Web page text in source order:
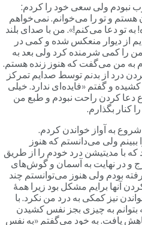
نبودم ولی سعی خود را کردم:
و تو را می‌خوانم. نمی‌خواهم
تو دعا می‌کنم!». من با صدای بلند
از دیوار منعکس شده و کمی در
من را کمی شرمنده کرد ولی بعد به
من می‌گفت که هنوز زنده هستم.
درد از بدنم توسط صدایم تمرکز
و گفتم «فایده‌ای ندارد. خیلی
دعا کردن راحت نبودم و طبع من
کنار بگذارم.
به آواز خواندن کردم.
ولی می‌دانستم که هنوز
با مدیتیشن درد خودم را از طریق
و در نهایت به آسمان و گوش‌های
بودم ولی هنوز می‌توانستم چند
آنها برایم مشکل بود زیرا همۀ
نیز کمکی به درد من نکرد. با
بتوانم به چیزی بجز نفس کشیدن
یافت. به خود می‌گفتم «به نفس